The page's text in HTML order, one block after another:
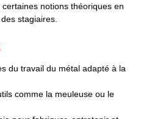
certaines notions théoriques en
stagiaires.
du travail du métal adapté à la
comme la meuleuse ou le